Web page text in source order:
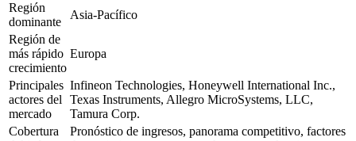
Región
dominante
Asia-Pacífico
Región de
más rápido
crecimiento
Europa
Principales
actores del
mercado
Infineon Technologies, Honeywell International Inc.,
Texas Instruments, Allegro MicroSystems, LLC,
Tamura Corp.
Cobertura
Pronóstico de ingresos, panorama competitivo, factores